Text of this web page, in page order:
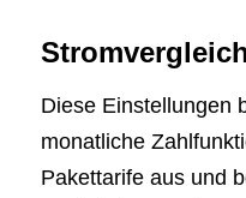
Diese Einstellungen
monatliche
Pakettarife aus und